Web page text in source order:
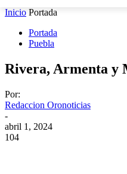
Inicio Portada
Portada
Puebla
Rivera, Armenta y
Por:
Redaccion Oronoticias
-
abril 1, 2024
104